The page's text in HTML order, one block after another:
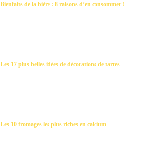
Bienfaits de la bière : 8 raisons d’en consommer !
Les 17 plus belles idées de décorations de tartes
Les 10 fromages les plus riches en calcium